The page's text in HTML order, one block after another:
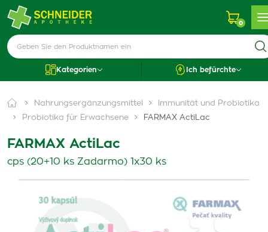
0
Kategorien Ich befürchte
Nahrungsergänzungsmittel
Immunität und Probiotika
Probiotika für Erwachsene
FARMAX ActiLac
FARMAX ActiLac
cps (20+10 ks Zadarmo) 1x30 ks